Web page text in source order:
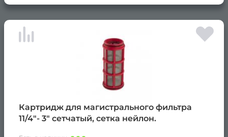
Картридж для магистрального фильтра
11/4"- 3" сетчатый, сетка нейлон.